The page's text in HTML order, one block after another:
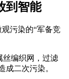
到智能
污染的“军备竞
丝编织网，过滤
成二次污染。